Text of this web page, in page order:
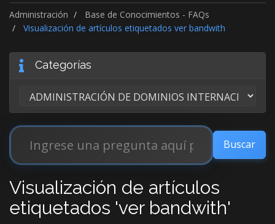
Administración
Base de Conocimientos - FAQs
Visualización de artículos etiquetados ver bandwith
Categorías
Visualización de artículos
etiquetados 'ver bandwith'